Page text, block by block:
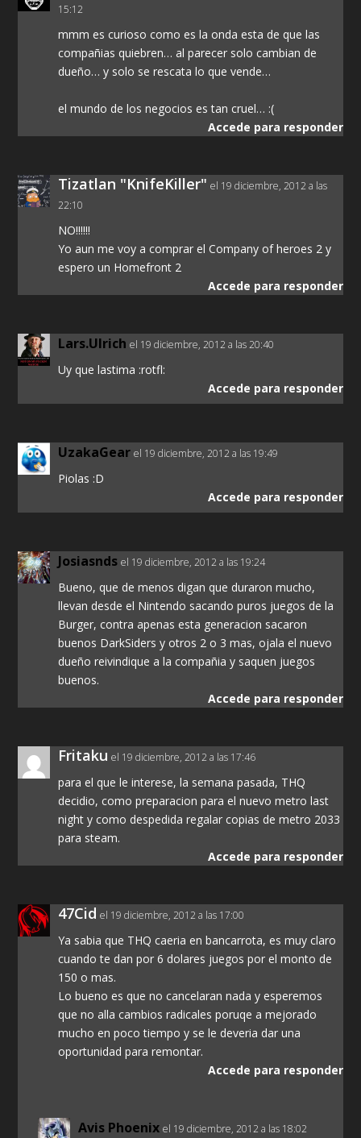
15:12
mmm es curioso como es la onda esta de que las
compañias quiebren… al parecer solo cambian de
dueño… y solo se rescata lo que vende…
el mundo de los negocios es tan cruel… :(
Accede para responder
Tizatlan "KnifeKiller" el 19 diciembre, 2012 a las
22:10
NO!!!!!!
Yo aun me voy a comprar el Company of heroes 2 y
espero un Homefront 2
Accede para responder
Lars.Ulrich el 19 diciembre, 2012 a las 20:40
Uy que lastima :rotfl:
Accede para responder
UzakaGear el 19 diciembre, 2012 a las 19:49
Piolas :D
Accede para responder
Josiasnds el 19 diciembre, 2012 a las 19:24
Bueno, que de menos digan que duraron mucho,
llevan desde el Nintendo sacando puros juegos de la
Burger, contra apenas esta generacion sacaron
buenos DarkSiders y otros 2 o 3 mas, ojala el nuevo
dueño reivindique a la compañia y saquen juegos
buenos.
Accede para responder
Fritaku el 19 diciembre, 2012 a las 17:46
para el que le interese, la semana pasada, THQ
decidio, como preparacion para el nuevo metro last
night y como despedida regalar copias de metro 2033
para steam.
Accede para responder
47Cid el 19 diciembre, 2012 a las 17:00
Ya sabia que THQ caeria en bancarrota, es muy claro
cuando te dan por 6 dolares juegos por el monto de
150 o mas.
Lo bueno es que no cancelaran nada y esperemos
que no alla cambios radicales poruqe a mejorado
mucho en poco tiempo y se le deveria dar una
oportunidad para remontar.
Accede para responder
Avis Phoenix el 19 diciembre, 2012 a las 18:02